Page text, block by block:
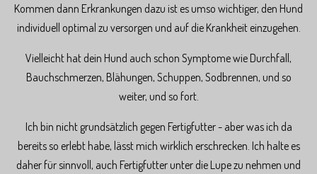
Kommen dann Erkrankungen dazu ist es umso wichtiger, den Hund
individuell optimal zu versorgen und auf die Krankheit einzugehen.
Vielleicht hat dein Hund auch schon Symptome wie Durchfall,
Bauchschmerzen, Blähungen, Schuppen, Sodbrennen, und so
weiter, und so fort.
Ich bin nicht grundsätzlich gegen Fertigfutter - aber was ich da
bereits so erlebt habe, lässt mich wirklich erschrecken. Ich halte es
daher für sinnvoll, auch Fertigfutter unter die Lupe zu nehmen und